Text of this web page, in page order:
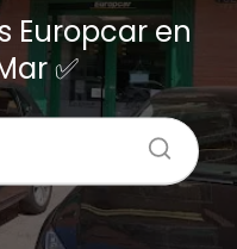
Europcar en
✅